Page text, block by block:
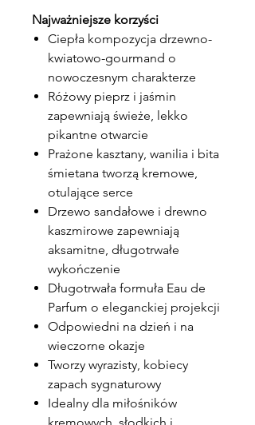
Najważniejsze korzyści
Ciepła kompozycja drzewno-
kwiatowo-gourmand o
nowoczesnym charakterze
Różowy pieprz i jaśmin
zapewniają świeże, lekko
pikantne otwarcie
Prażone kasztany, wanilia i bita
śmietana tworzą kremowe,
otulające serce
Drzewo sandałowe i drewno
kaszmirowe zapewniają
aksamitne, długotrwałe
wykończenie
Długotrwała formuła Eau de
Parfum o eleganckiej projekcji
Odpowiedni na dzień i na
wieczorne okazje
Tworzy wyrazisty, kobiecy
zapach sygnaturowy
Idealny dla miłośników